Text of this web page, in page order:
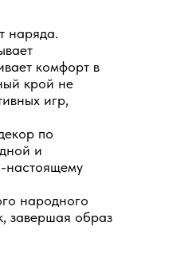
наряда.
комфорт в
крой не
игр,
по
и
настоящему
народного
завершая образ